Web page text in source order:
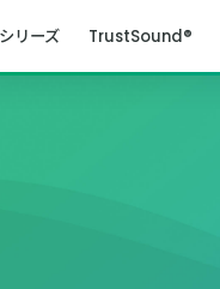
リーズ TrustSound®